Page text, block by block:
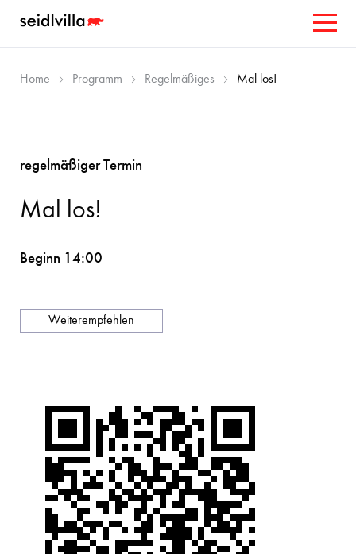
Home Programm Regelmäßiges Mal los!
regelmäßiger Termin
Mal los!
Beginn 14:00
Weiterempfehlen